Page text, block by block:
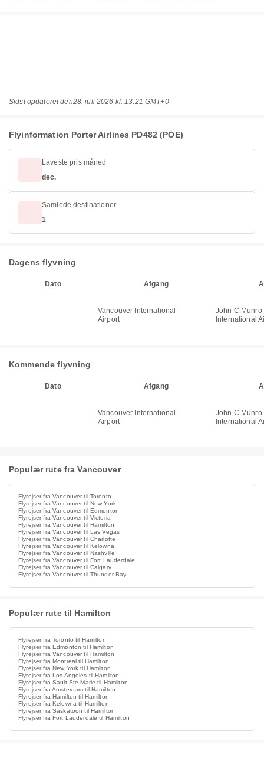
Sidst opdateret den28. juli 2026 kl. 13.21 GMT+0
Flyinformation Porter Airlines PD482 (POE)
Laveste pris måned
dec.
Samlede destinationer
1
Dagens flyvning
Dato Afgang
-
Vancouver International
Airport
John C
International
Kommende flyvning
Dato Afgang
-
Vancouver International
Airport
John C
International
Populær rute fra Vancouver
Flyrejser fra Vancouver til Toronto
Flyrejser fra Vancouver til New York
Flyrejser fra Vancouver til Edmonton
Flyrejser fra Vancouver til Victoria
Flyrejser fra Vancouver til Hamilton
Flyrejser fra Vancouver til Las Vegas
Flyrejser fra Vancouver til Charlotte
Flyrejser fra Vancouver til Kelowna
Flyrejser fra Vancouver til Nashville
Flyrejser fra Vancouver til Fort Lauderdale
Flyrejser fra Vancouver til Calgary
Flyrejser fra Vancouver til Thunder Bay
Populær rute til Hamilton
Flyrejser fra Toronto til Hamilton
Flyrejser fra Edmonton til Hamilton
Flyrejser fra Vancouver til Hamilton
Flyrejser fra Montreal til Hamilton
Flyrejser fra New York til Hamilton
Flyrejser fra Los Angeles til Hamilton
Flyrejser fra Sault Ste Marie til Hamilton
Flyrejser fra Amsterdam til Hamilton
Flyrejser fra Hamilton til Hamilton
Flyrejser fra Kelowna til Hamilton
Flyrejser fra Saskatoon til Hamilton
Flyrejser fra Fort Lauderdale til Hamilton